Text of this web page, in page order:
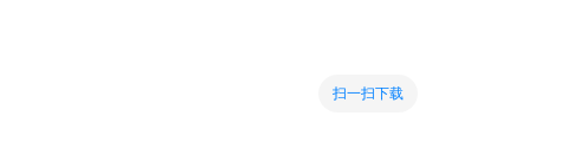
扫一扫下载